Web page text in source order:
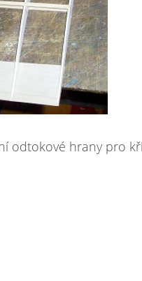
odtokové hrany pro